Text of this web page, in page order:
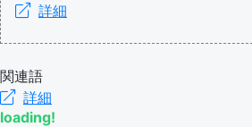
詳細
関連語
詳細
loading!